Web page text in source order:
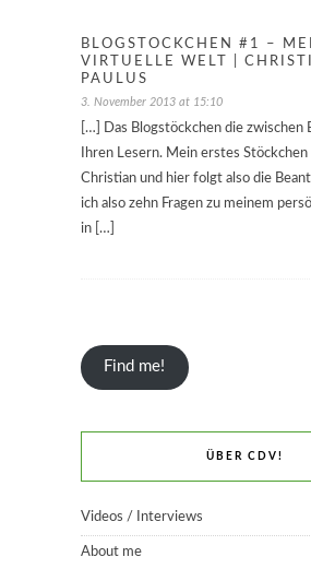
BLOGSTÖCKCHEN #1 –
VIRTUELLE WELT |
PAULUS
3. November 2013 at 15:10
[…] Das Blogstöckchen die zwischen
Ihren Lesern. Mein erstes
Christian und hier folgt also die
ich also zehn Fragen zu meinem
in […]
Find me!
ÜBER CDV!
Videos / Interviews
About me